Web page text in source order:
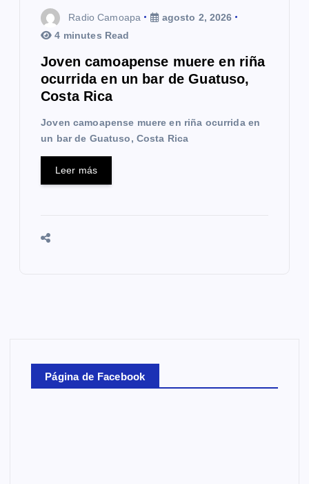
Radio Camoapa
agosto 2, 2026
4 minutes Read
Joven camoapense muere en riña
ocurrida en un bar de Guatuso,
Costa Rica
Joven camoapense muere en riña ocurrida en
un bar de Guatuso, Costa Rica
Leer más
Página de Facebook